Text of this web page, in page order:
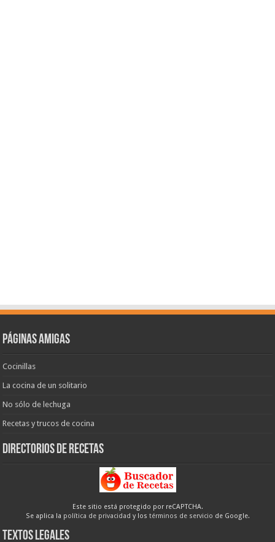
Páginas amigas
Cocinillas
La cocina de un solitario
No sólo de lechuga
Recetas y trucos de cocina
Directorios de recetas
Este sitio está protegido por reCAPTCHA.
Se aplica la política de privacidad y los términos de servicio de Google.
Textos legales